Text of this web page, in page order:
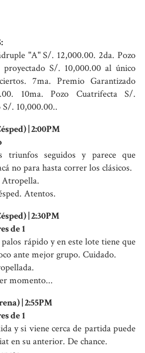
"A" S/. 12,000.00. 2da. Pozo
S/. 10,000.00 al único
7ma. Premio Garantizado
10ma. Pozo Cuatrifecta S/.
. 10,000.00..
| 2:00PM
triunfos seguidos y parece que
no para hasta correr los clásicos.
Atropella.
Atentos.
| 2:30PM
de 1
palos rápido y en este lote tiene que
ante mejor grupo. Cuidado.
momento...
| 2:55PM
de 1
y si viene cerca de partida puede
en su anterior. De chance.